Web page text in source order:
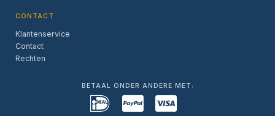
CONTACT
Klantenservice
Contact
Rechten
BETAAL ONDER ANDERE MET: